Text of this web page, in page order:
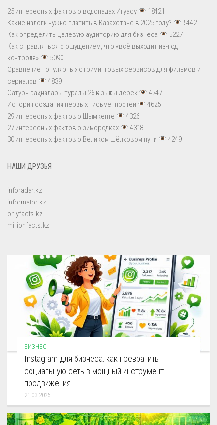
25 интересных фактов о водопадах Игуасу
18421
Какие налоги нужно платить в Казахстане в 2025 году?
5442
Как определить целевую аудиторию для бизнеса
5227
Как справляться с ощущением, что «всё выходит из-под
контроля»
5090
Сравнение популярных стриминговых сервисов для фильмов и
сериалов
4839
Сатурн сақиналары туралы 26 қызықты дерек
4747
История создания первых письменностей
4625
29 интересных фактов о Шымкенте
4326
27 интересных фактов о зимородках
4318
30 интересных фактов о Великом Шёлковом пути
4249
НАШИ ДРУЗЬЯ
inforadar.kz
informator.kz
onlyfacts.kz
millionfacts.kz
БИЗНЕС
Instagram для бизнеса: как превратить
социальную сеть в мощный инструмент
продвижения
21.03.2026